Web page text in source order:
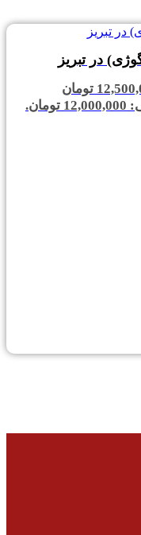
در تبریز
قیمت اصلی: 12,500,000 تومان